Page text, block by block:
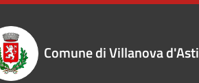
Comune di Villanova d'Asti